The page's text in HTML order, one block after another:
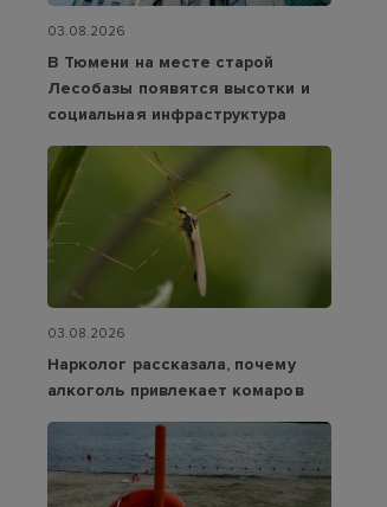
03.08.2026
В Тюмени на месте старой
Лесобазы появятся высотки и
социальная инфраструктура
03.08.2026
Нарколог рассказала, почему
алкоголь привлекает комаров